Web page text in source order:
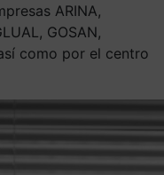
ARINA,
GOSAN,
como por el centro